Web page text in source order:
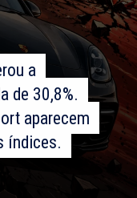
a
de 30,8%.
aparecem
índices.
a
de 30,8%.
aparecem
índices.